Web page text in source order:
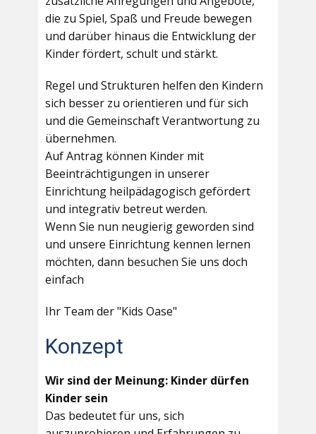
die zu Spiel, Spaß und Freude bewegen
und darüber hinaus die Entwicklung der
Kinder fördert, schult und stärkt.
Regel und Strukturen helfen den Kindern
sich besser zu orientieren und für sich
und die Gemeinschaft Verantwortung zu
übernehmen.
Auf Antrag können Kinder mit
Beeinträchtigungen in unserer
Einrichtung heilpädagogisch gefördert
und integrativ betreut werden.
Wenn Sie nun neugierig geworden sind
und unsere Einrichtung kennen lernen
möchten, dann besuchen Sie uns doch
einfach
Ihr Team der "Kids Oase"
Konzept
Wir sind der Meinung: Kinder dürfen
Kinder sein
Das bedeutet für uns, sich